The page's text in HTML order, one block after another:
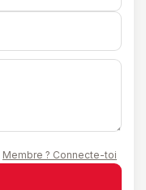
Membre ? Connecte-toi